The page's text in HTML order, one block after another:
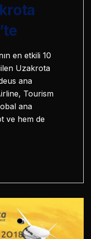
en etkili 10
Uzakrota
ana
Tourism
ana
ve hem de